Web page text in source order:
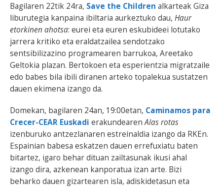
Bagilaren 22tik 24ra, Save the Children alkarteak Giza
liburutegia kanpaina ibiltaria aurkeztuko dau, Haur
etorkinen ahotsa: eurei eta euren eskubideei lotutako
jarrera kritiko eta eraldatzailea sendotzako
sentsibilizazino programearen barrukoa, Areetako
Geltokia plazan. Bertokoen eta esperientzia migratzaile
edo babes bila ibili diranen arteko topalekua sustatzen
dauen ekimena izango da.
Domekan, bagilaren 24an, 19:00etan, Caminamos para
Crecer-CEAR Euskadi erakundearenAlas rotas
izenburuko antzezlanaren estreinaldia izango da RKEn.
Espainian babesa eskatzen dauen errefuxiatu baten
bitartez, igaro behar dituan zailtasunak ikusi ahal
izango dira, azkenean kanporatua izan arte. Bizi
beharko dauen gizartearen isla, adiskidetasun eta